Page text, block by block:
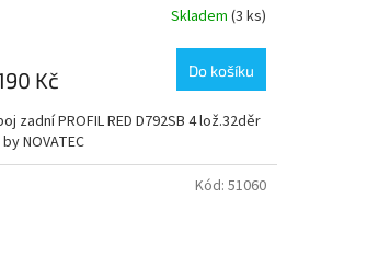
Skladem (3 ks)
Kč Do košíku
zadní PROFIL RED D792SB 4 lož.32děr
NOVATEC
Kód: 51060